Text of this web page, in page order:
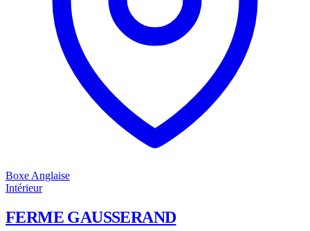
Boxe Anglaise
Intérieur
FERME GAUSSERAND